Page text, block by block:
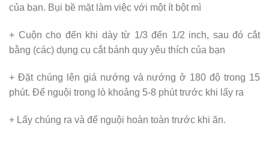
của bạn. Bụi bề mặt làm việc với một ít bột mì
+ Cuộn cho đến khi dày từ 1/3 đến 1/2 inch, sau đó cắt
bằng (các) dụng cụ cắt bánh quy yêu thích của bạn
+ Đặt chúng lên giá nướng và nướng ở 180 độ trong 15
phút. Để nguội trong lò khoảng 5-8 phút trước khi lấy ra
+ Lấy chúng ra và để nguội hoàn toàn trước khi ăn.